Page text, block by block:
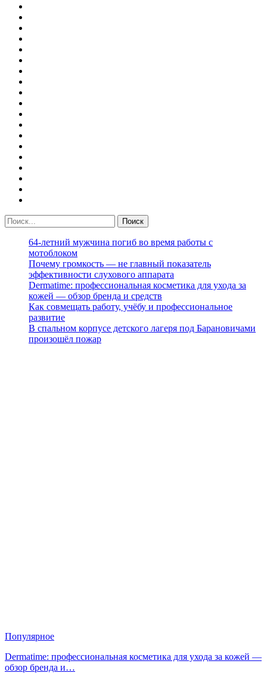
64-летний мужчина погиб во время работы с
мотоблоком
Почему громкость — не главный показатель
эффективности слухового аппарата
Dermatime: профессиональная косметика для ухода за
кожей — обзор бренда и средств
Как совмещать работу, учёбу и профессиональное
развитие
В спальном корпусе детского лагеря под Барановичами
произошёл пожар
Популярное
Dermatime: профессиональная косметика для ухода за кожей —
обзор бренда и…